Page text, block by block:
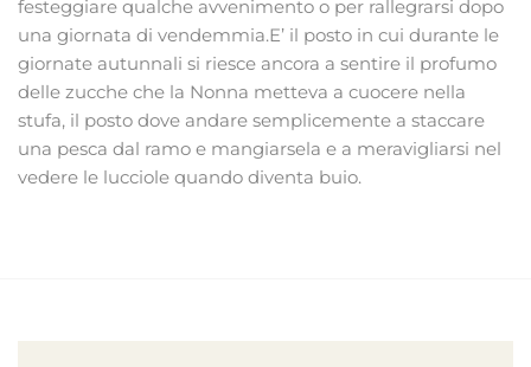
festeggiare qualche avvenimento o per rallegrarsi dopo
una giornata di vendemmia.E’ il posto in cui durante le
giornate autunnali si riesce ancora a sentire il profumo
delle zucche che la Nonna metteva a cuocere nella
stufa, il posto dove andare semplicemente a staccare
una pesca dal ramo e mangiarsela e a meravigliarsi nel
vedere le lucciole quando diventa buio.